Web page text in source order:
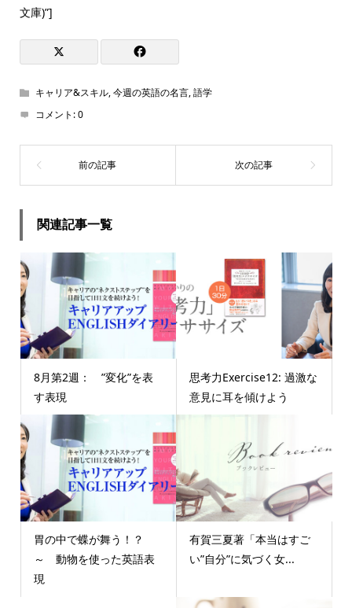
文庫)”]
キャリア&スキル,今週の英語の名言,語学
コメント:0
関連記事一覧
8月第2週： ”変化”を表
す表現
思考力Exercise12: 過激な
意見に耳を傾けよう
胃の中で蝶が舞う！？
～ 動物を使った英語表
現
有賀三夏著「本当はすご
い”自分”に気づく女...